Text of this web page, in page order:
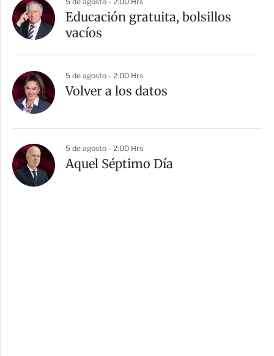
Educación gratuita, bolsillos
vacíos
5 de agosto - 2:00 Hrs
Volver a los datos
5 de agosto - 2:00 Hrs
Aquel Séptimo Día